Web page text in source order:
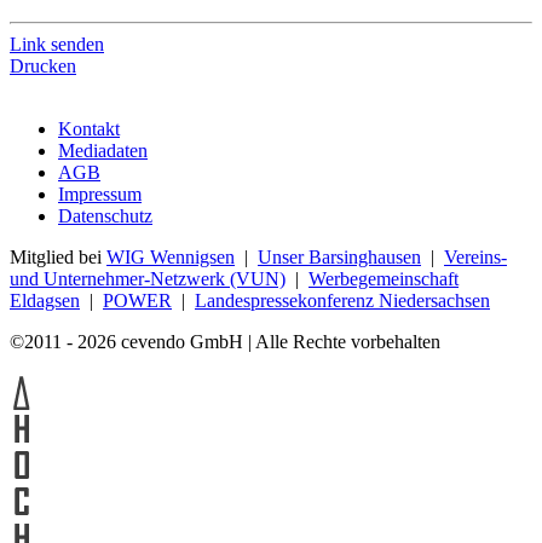
Link senden
Drucken
Kontakt
Mediadaten
AGB
Impressum
Datenschutz
Mitglied bei WIG Wennigsen | Unser Barsinghausen | Vereins-
und Unternehmer-Netzwerk (VUN) | Werbegemeinschaft
Eldagsen | POWER | Landespressekonferenz Niedersachsen
©2011 - 2026 cevendo GmbH | Alle Rechte vorbehalten